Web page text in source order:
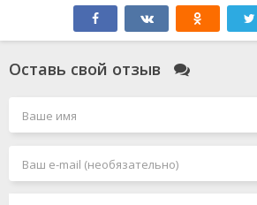
Оставь свой отзыв